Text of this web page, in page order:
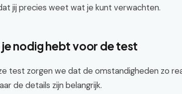
jij precies weet wat je kunt verwachten.
nodig hebt voor de test
test zorgen we dat de omstandigheden zo
de details zijn belangrijk.